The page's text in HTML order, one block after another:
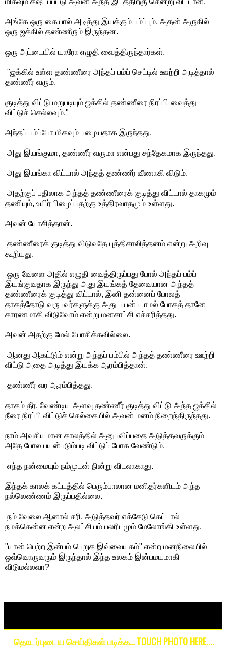
அங்கே ஒரு கையால் அடித்து இயக்கும் பம்ப்பும், அதன் அருகில்
ஒரு ஜக்கில் தண்ணீரும் இருந்தன.
ஒரு அட்டையில் யாரோ எழுதி வைத்திருந்தார்கள்.
"ஜக்கில் உள்ள தண்ணீரை அந்தப் பம்ப் செட்டில் ஊற்றி அடித்தால்
தண்ணீர் வரும்.
குடித்து விட்டு மறுபடியும் ஜக்கில் தண்ணீரை நிரப்பி வைத்து
விட்டுச் செல்லவும்."
அந்தப் பம்ப்போ மிகவும் பழையதாக இருந்தது.
அது இயங்குமா, தண்ணீர் வருமா என்பது சந்தேகமாக இருந்தது.
அது இயங்கா விட்டால் அந்தத் தண்ணீர் வீணாகி விடும்.
அதற்குப் பதிலாக அந்தத் தண்ணீரைக் குடித்து விட்டால் தாகமும்
தணியும், உயிர் பிழைப்பதற்கு உத்திரவாதமும் உள்ளது.
அவன் யோசித்தான்.
தண்ணீரைக் குடித்து விடுவதே புத்திசாலித்தனம் என்று அறிவு
கூறியது.
ஒரு வேளை அதில் எழுதி வைத்திருப்பது போல் அந்தப் பம்ப்
இயங்குவதாக இருந்து அது இயங்கத் தேவையான அந்தத்
தண்ணீரைக் குடித்து விட்டால், இனி தன்னைப் போலத்
தாகத்தோடு வருபவர்களுக்கு அது பயன்படாமல் போகத் தானே
காரணமாகி விடுவோம் என்று மனசாட்சி எச்சரித்தது.
அவன் அதற்கு மேல் யோசிக்கவில்லை.
ஆனது ஆகட்டும் என்று அந்தப் பம்பில் அந்தத் தண்ணீரை ஊற்றி
விட்டு அதை அடித்து இயக்க ஆரம்பித்தான்.
தண்ணீர் வர ஆரம்பித்தது.
தாகம் தீர, வேண்டிய அளவு தண்ணீர் குடித்து விட்டு அந்த ஜக்கில்
நீரை நிரப்பி விட்டுச் செல்கையில் அவன் மனம் நிறைந்திருந்தது.
நாம் அவசியமான காலத்தில் அனுபவிப்பதை அடுத்தவருக்கும்
அதே போல பயன்படும்படி விட்டுப் போக வேண்டும்.
எந்த நன்மையும் நம்முடன் நின்று விடலாகாது.
இந்தக் காலக் கட்டத்தில் பெரும்பாலான மனிதர்களிடம் அந்த
நல்லெண்ணம் இருப்பதில்லை.
நம் வேலை ஆனால் சரி, அடுத்தவர் எக்கேடு கெட்டால்
நமக்கென்ன என்ற அலட்சியம் பலரிடமும் மேலோங்கி உள்ளது.
"யான் பெற்ற இன்பம் பெறுக இவ்வையகம்" என்ற மனநிலையில்
ஒவ்வொருவரும் இருந்தால் இந்த உலகம் இன்பமயமாகி
விடுமல்லவா?
தொடர்புடைய செய்திகள் படிக்க… TOUCH PHOTO HERE....